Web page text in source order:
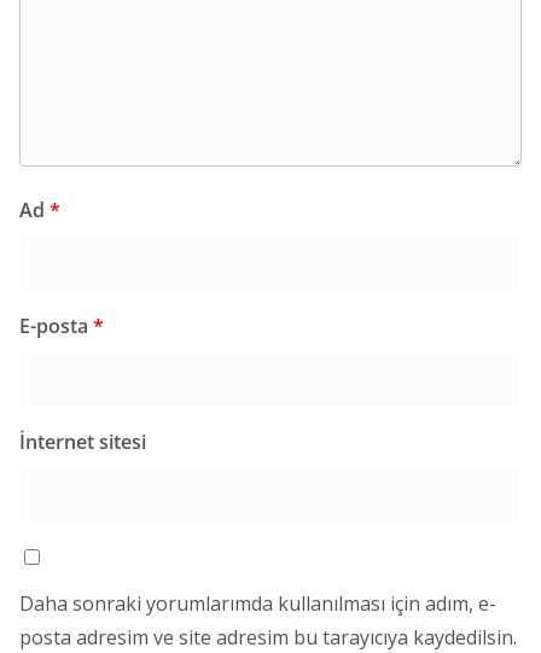
Ad *
E-posta *
İnternet sitesi
Daha sonraki yorumlarımda kullanılması için adım, e-
posta adresim ve site adresim bu tarayıcıya kaydedilsin.